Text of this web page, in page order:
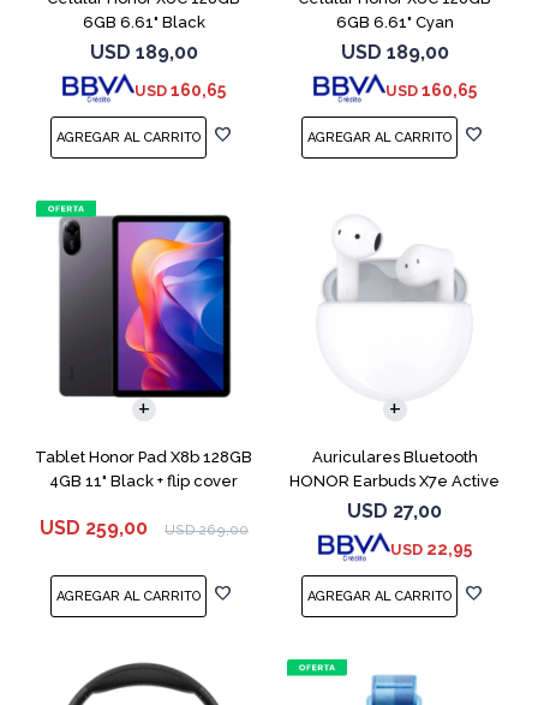
6GB 6.61" Black
USD 189,00
USD 160,65
6GB 6.61" Cyan
USD 189,00
USD 160,65
Tablet Honor Pad X8b 128GB
4GB 11" Black + flip cover
USD 259,00 USD 269,00
Auriculares Bluetooth
HONOR Earbuds X7e Active
TWS White
USD 27,00
USD 22,95